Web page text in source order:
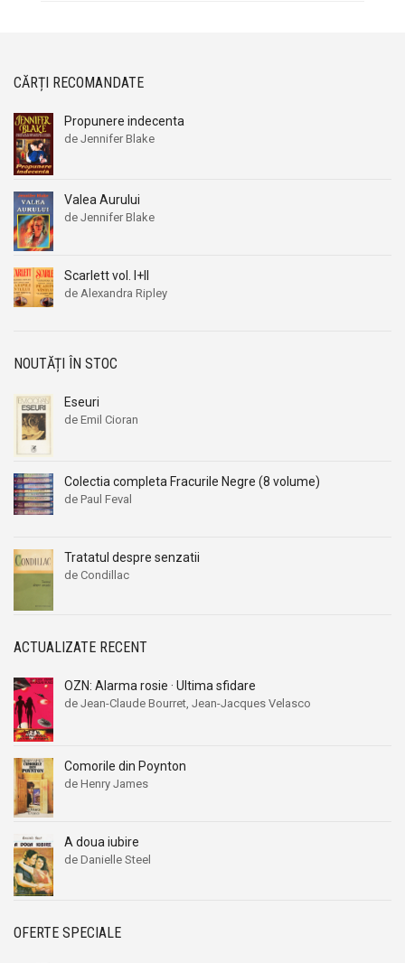
CĂRȚI RECOMANDATE
Propunere indecenta
de Jennifer Blake
Valea Aurului
de Jennifer Blake
Scarlett vol. I+II
de Alexandra Ripley
NOUTĂȚI ÎN STOC
Eseuri
de Emil Cioran
Colectia completa Fracurile Negre (8 volume)
de Paul Feval
Tratatul despre senzatii
de Condillac
ACTUALIZATE RECENT
OZN: Alarma rosie · Ultima sfidare
de Jean-Claude Bourret, Jean-Jacques Velasco
Comorile din Poynton
de Henry James
A doua iubire
de Danielle Steel
OFERTE SPECIALE